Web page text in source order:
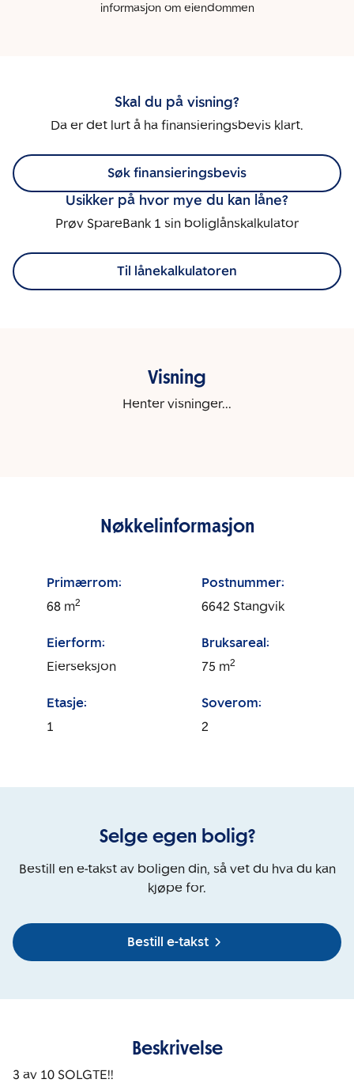
informasjon om eiendommen
Skal du på visning?
Da er det lurt å ha finansieringsbevis klart.
Søk finansieringsbevis
Usikker på hvor mye du kan låne?
Prøv SpareBank 1 sin boliglånskalkulator
Til lånekalkulatoren
Visning
Henter visninger...
Nøkkelinformasjon
Primærrom:
68 m2
Postnummer:
6642 Stangvik
Eierform:
Eierseksjon
Bruksareal:
75 m2
Etasje:
1
Soverom:
2
Selge egen bolig?
Bestill en e-takst av boligen din, så vet du hva du kan
kjøpe for.
Bestill e-takst
Beskrivelse
3 av 10 SOLGTE!!